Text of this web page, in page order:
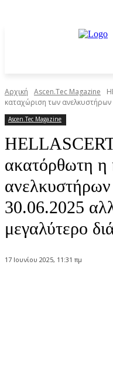
Αρχική Ascen.Tec Magazine
καταχώριση των ανελκυστήρων
Ascen.Tec Magazine
ακατόρθωτη η
ανελκυστήρων
30.06.2025
μεγαλύτερο
17 Ιουνίου 2025, 11:31 πμ